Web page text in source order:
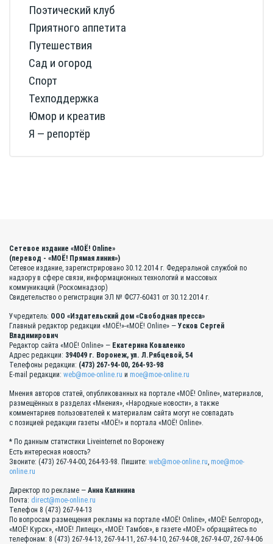
Поэтический клуб
Приятного аппетита
Путешествия
Сад и огород
Спорт
Техподдержка
Юмор и креатив
Я — репортёр
Сетевое издание «МОЁ! Online»
(перевод - «МОЁ! Прямая линия»)
Сетевое издание, зарегистрировано 30.12.2014 г. Федеральной службой по
надзору в сфере связи, информационных технологий и массовых
коммуникаций (Роскомнадзор)
Свидетельство о регистрации ЭЛ № ФС77-60431 от 30.12.2014 г.
Учредитель: ООО «Издательский дом «Свободная пресса»
Главный редактор редакции «МОЁ!»-«МОЁ! Online» — Усков Сергей
Владимирович
Редактор сайта «МОЁ! Online» — Екатерина Коваленко
Адрес редакции: 394049 г. Воронеж, ул. Л.Рябцевой, 54
Телефоны редакции: (473) 267-94-00, 264-93-98
E-mail редакции: web@moe-online.ru и moe@moe-online.ru
Мнения авторов статей, опубликованных на портале «МОЁ! Online», материалов,
размещённых в разделах «Мнения», «Народные новости», а также
комментариев пользователей к материалам сайта могут не совпадать
с позицией редакции газеты «МОЁ!» и портала «МОЁ! Online».
* По данным статистики Liveinternet по Воронежу
Есть интересная новость?
Звоните: (473) 267-94-00, 264-93-98. Пишите: web@moe-online.ru moe@moe-
online.ru
Директор по рекламе — Анна Калинина
Почта: direct@moe-online.ru
Телефон 8 (473) 267-94-13
По вопросам размещения рекламы на портале «МОЁ! Online», «МОЁ! Белгород»,
«МОЁ! Курск», «МОЁ! Липецк», «МОЁ! Тамбов», в газете «МОЁ!» обращайтесь по
телефонам: 8 (473) 267-94-13, 267-94-11, 267-94-10, 267-94-08, 267-94-07, 267-94-06